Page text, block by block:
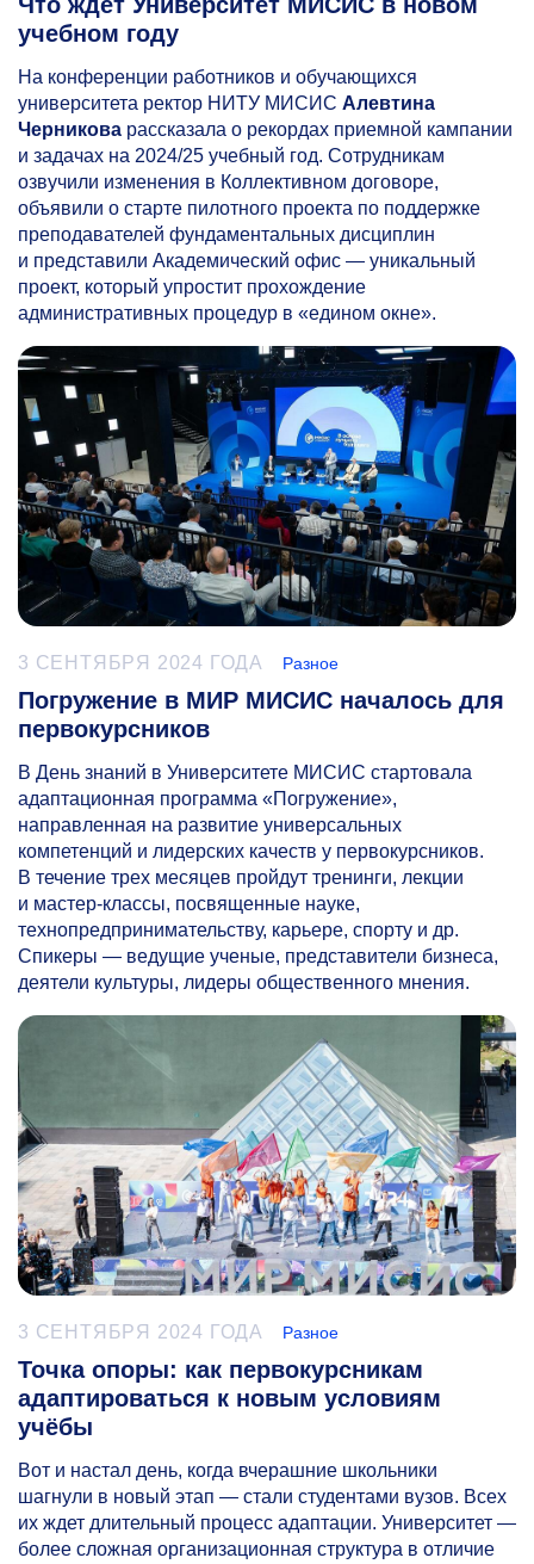
учебном году
На конференции работников и обучающихся
университета ректор НИТУ МИСИС Алевтина
Черникова рассказала о рекордах приемной кампании
и задачах на 2024/25 учебный год. Сотрудникам
озвучили изменения в Коллективном договоре,
объявили о старте пилотного проекта по поддержке
преподавателей фундаментальных дисциплин
и представили Академический офис — уникальный
проект, который упростит прохождение
административных процедур в «едином окне».
3 СЕНТЯБРЯ 2024 ГОДА Разное
Погружение в МИР МИСИС началось для
первокурсников
В День знаний в Университете МИСИС стартовала
адаптационная программа «Погружение»,
направленная на развитие универсальных
компетенций и лидерских качеств у первокурсников.
В течение трех месяцев пройдут тренинги, лекции
и мастер-классы, посвященные науке,
технопредпринимательству, карьере, спорту и др.
Спикеры — ведущие ученые, представители бизнеса,
деятели культуры, лидеры общественного мнения.
3 СЕНТЯБРЯ 2024 ГОДА Разное
Точка опоры: как первокурсникам
адаптироваться к новым условиям
учёбы
Вот и настал день, когда вчерашние школьники
шагнули в новый этап — стали студентами вузов. Всех
их ждет длительный процесс адаптации. Университет —
более сложная организационная структура в отличие